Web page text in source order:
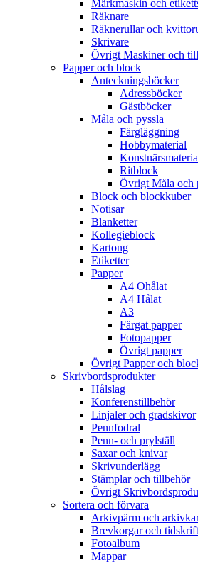
Märkmaskin och
Räknare
Räknerullar och
Skrivare
Övrigt Maskiner och
Papper och block
Anteckningsböcker
Adressböcker
Gästböcker
Måla och pyssla
Färgläggning
Hobbymaterial
Ritblock
Övrigt Måla och
Block och blockkuber
Notisar
Blanketter
Kollegieblock
Kartong
Etiketter
Papper
A4 Ohålat
A4 Hålat
A3
Färgat papper
Fotopapper
Övrigt papper
Övrigt Papper och
Skrivbordsprodukter
Hålslag
Konferenstillbehör
Linjaler och gradskivor
Pennfodral
Penn- och prylställ
Saxar och knivar
Skrivunderlägg
Stämplar och tillbehör
Övrigt
Sortera och förvara
Arkivpärm och
Brevkorgar och
Fotoalbum
Mappar